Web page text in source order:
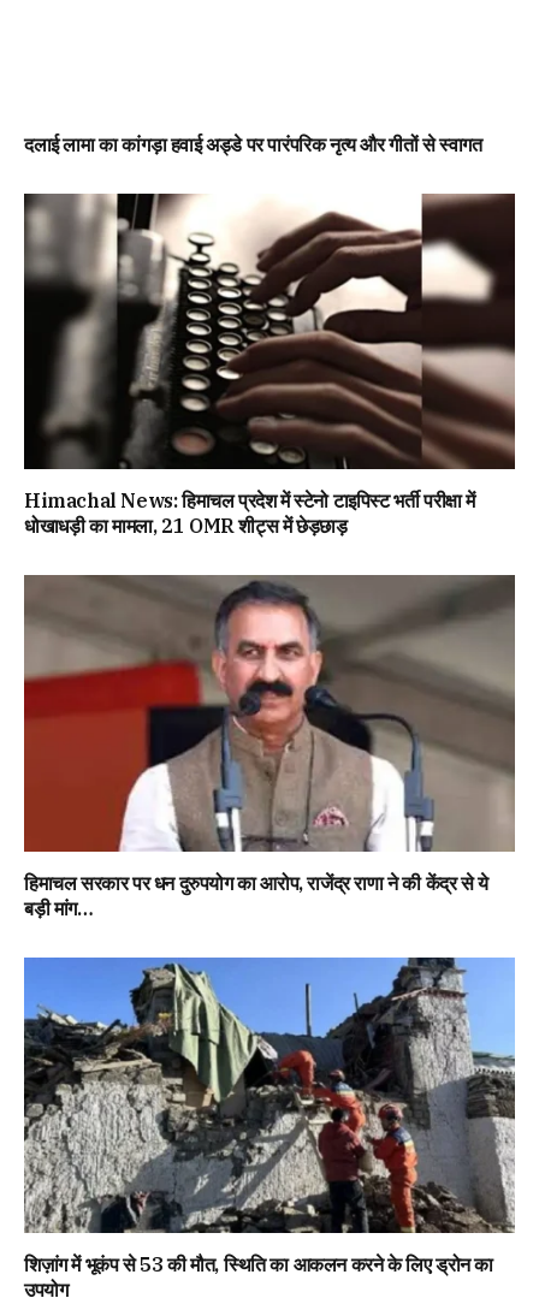
दलाई लामा का कांगड़ा हवाई अड्डे पर पारंपरिक नृत्य और गीतों से स्वागत
Himachal News: हिमाचल प्रदेश में स्टेनो टाइपिस्ट भर्ती परीक्षा में
धोखाधड़ी का मामला, 21 OMR शीट्स में छेड़छाड़
हिमाचल सरकार पर धन दुरुपयोग का आरोप, राजेंद्र राणा ने की केंद्र से ये
बड़ी मांग…
शिज़ांग में भूकंप से 53 की मौत, स्थिति का आकलन करने के लिए ड्रोन का
उपयोग